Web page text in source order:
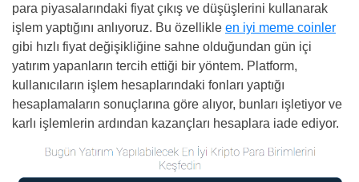
para piyasalarındaki fiyat çıkış ve düşüşlerini kullanarak
işlem yaptığını anlıyoruz. Bu özellikle en iyi meme coinler
gibi hızlı fiyat değişikliğine sahne olduğundan gün içi
yatırım yapanların tercih ettiği bir yöntem. Platform,
kullanıcıların işlem hesaplarındaki fonları yaptığı
hesaplamaların sonuçlarına göre alıyor, bunları işletiyor ve
karlı işlemlerin ardından kazançları hesaplara iade ediyor.